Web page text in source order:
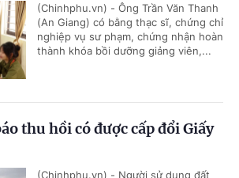
(Chinhphu.vn) - Ông Trần Văn Thanh
(An Giang) có bằng thạc sĩ, chứng chỉ
nghiệp vụ sư phạm, chứng nhận hoàn
thành khóa bồi dưỡng giảng viên,...
thu hồi có được cấp đổi Giấy
(Chinhphu.vn) - Người sử dụng đất